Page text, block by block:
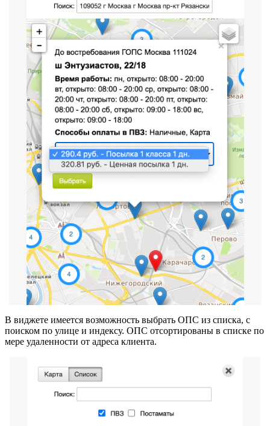
В виджете имеется возможность выбрать ОПС из списка, с
поиском по улице и индексу. ОПС отсортированы в списке по
мере удаленности от адреса клиента.